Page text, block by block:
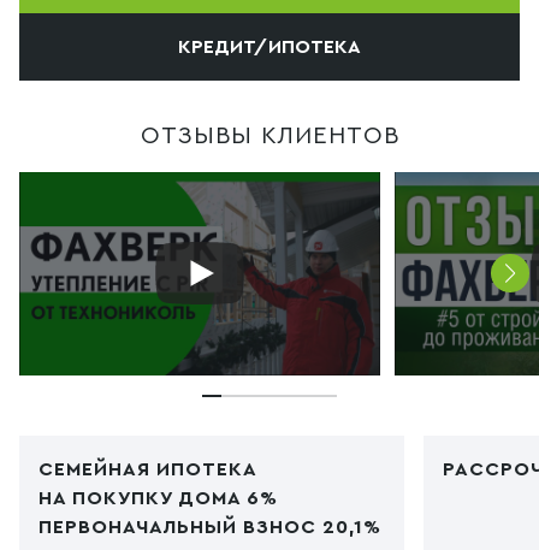
КРЕДИТ/ИПОТЕКА
ОТЗЫВЫ КЛИЕНТОВ
СЕМЕЙНАЯ ИПОТЕКА
НА ПОКУПКУ ДОМА 6%
ПЕРВОНАЧАЛЬНЫЙ ВЗНОС 20,1%